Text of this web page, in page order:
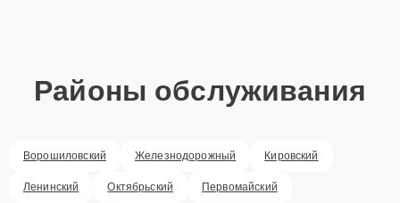
Районы обслуживания
Ворошиловский Железнодорожный Кировский
Ленинский Октябрьский Первомайский